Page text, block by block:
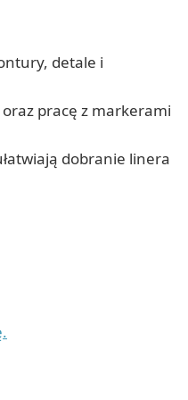
detale i
pracę z markerami
dobranie linera